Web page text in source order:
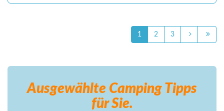
1 2 3
Ausgewählte Camping Tipps
für Sie.